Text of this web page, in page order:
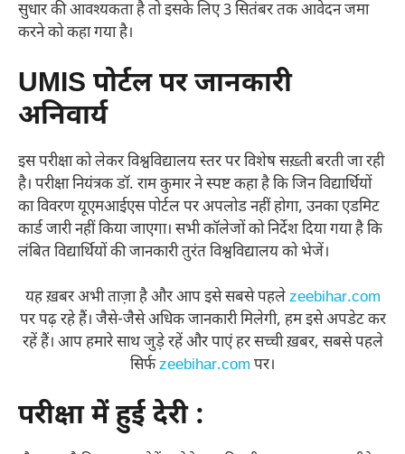
सुधार की आवश्यकता है तो इसके लिए 3 सितंबर तक आवेदन जमा
करने को कहा गया है।
UMIS पोर्टल पर जानकारी
अनिवार्य
इस परीक्षा को लेकर विश्वविद्यालय स्तर पर विशेष सख़्ती बरती जा रही
है। परीक्षा नियंत्रक डॉ. राम कुमार ने स्पष्ट कहा है कि जिन विद्यार्थियों
का विवरण यूएमआईएस पोर्टल पर अपलोड नहीं होगा, उनका एडमिट
कार्ड जारी नहीं किया जाएगा। सभी कॉलेजों को निर्देश दिया गया है कि
लंबित विद्यार्थियों की जानकारी तुरंत विश्वविद्यालय को भेजें।
यह ख़बर अभी ताज़ा है और आप इसे सबसे पहलेzeebihar.com
पर पढ़ रहे हैं। जैसे-जैसे अधिक जानकारी मिलेगी, हम इसे अपडेट कर
रहें हैं। आप हमारे साथ जुड़े रहें और पाएं हर सच्ची ख़बर, सबसे पहले
सिर्फzeebihar.com पर।
परीक्षा में हुई देरी :